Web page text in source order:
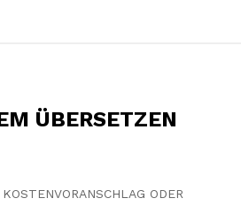
ÜBERSETZEN
ODER